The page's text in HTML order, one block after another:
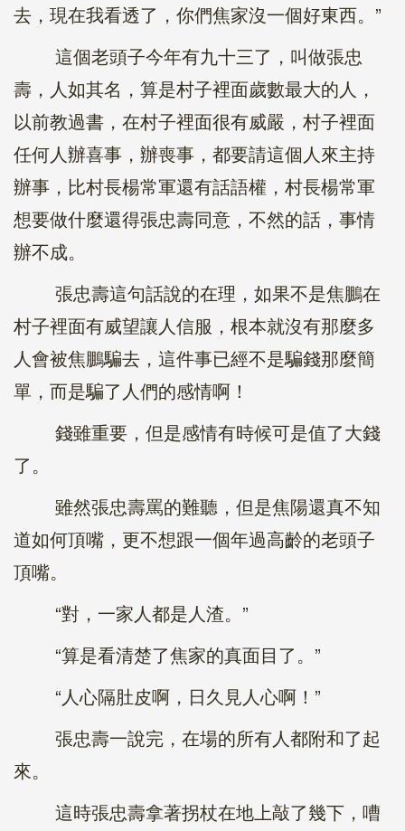
去，現在我看透了，你們焦家沒一個好東西。”
這個老頭子今年有九十三了，叫做張忠
壽，人如其名，算是村子裡面歲數最大的人，
以前教過書，在村子裡面很有威嚴，村子裡面
任何人辦喜事，辦喪事，都要請這個人來主持
辦事，比村長楊常軍還有話語權，村長楊常軍
想要做什麼還得張忠壽同意，不然的話，事情
辦不成。
張忠壽這句話說的在理，如果不是焦鵬在
村子裡面有威望讓人信服，根本就沒有那麼多
人會被焦鵬騙去，這件事已經不是騙錢那麼簡
單，而是騙了人們的感情啊！
錢雖重要，但是感情有時候可是值了大錢
了。
雖然張忠壽罵的難聽，但是焦陽還真不知
道如何頂嘴，更不想跟一個年過高齡的老頭子
頂嘴。
“對，一家人都是人渣。”
“算是看清楚了焦家的真面目了。”
“人心隔肚皮啊，日久見人心啊！”
張忠壽一說完，在場的所有人都附和了起
來。
這時張忠壽拿著拐杖在地上敲了幾下，嘈